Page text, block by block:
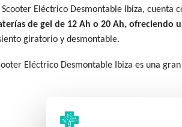
Scooter Eléctrico Desmontable Ibiza, cuenta
de gel de 12 Ah o 20 Ah, ofreciendo
giratorio y desmontable.
Eléctrico Desmontable Ibiza es una